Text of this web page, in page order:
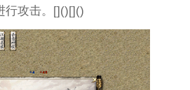
行攻击。[]()[]()